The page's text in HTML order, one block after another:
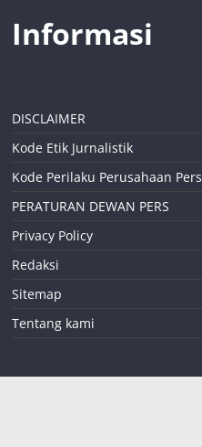
Informasi
DISCLAIMER
Kode Etik Jurnalistik
Kode Perilaku Perusahaan Pers
PERATURAN DEWAN PERS
Privacy Policy
Redaksi
Sitemap
Tentang kami